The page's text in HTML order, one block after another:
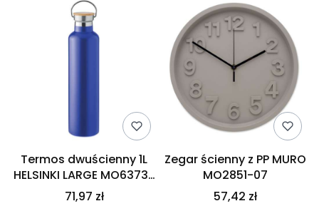
Termos dwuścienny 1L
HELSINKI LARGE MO6373-
04
71,97 zł
Zegar ścienny z PP MURO
MO2851-07
57,42 zł